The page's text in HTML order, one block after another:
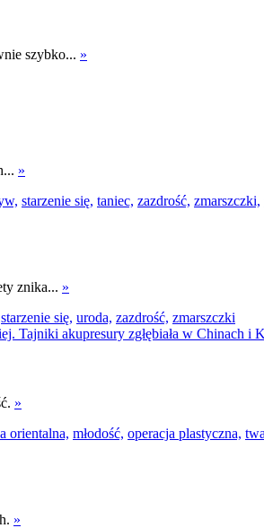
szybko... »
»
starzenie się, taniec, zazdrość, zmarszczki,
znika... »
starzenie się, uroda, zazdrość, zmarszczki
»
orientalna, młodość, operacja plastyczna,
»